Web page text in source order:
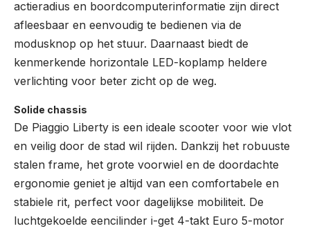
actieradius en boordcomputerinformatie zijn direct
afleesbaar en eenvoudig te bedienen via de
modusknop op het stuur. Daarnaast biedt de
kenmerkende horizontale LED-koplamp heldere
verlichting voor beter zicht op de weg.
Solide chassis
De Piaggio Liberty is een ideale scooter voor wie vlot
en veilig door de stad wil rijden. Dankzij het robuuste
stalen frame, het grote voorwiel en de doordachte
ergonomie geniet je altijd van een comfortabele en
stabiele rit, perfect voor dagelijkse mobiliteit. De
luchtgekoelde eencilinder i-get 4-takt Euro 5-motor